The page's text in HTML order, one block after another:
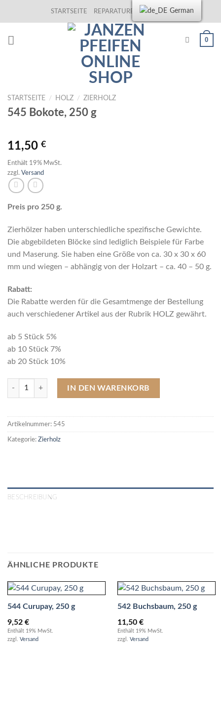
STARTSEITE REPARATUREN KONTAKT
0
STARTSEITE / HOLZ / ZIERHOLZ
545 Bokote, 250 g
11,50 €
Enthält 19% MwSt.
zzgl. Versand
Preis pro 250 g.
Zierhölzer haben unterschiedliche spezifische Gewichte.
Die abgebildeten Blöcke sind lediglich Beispiele für Farbe
und Maserung. Sie haben eine Größe von ca. 30 x 30 x 60
mm und wiegen – abhängig von der Holzart – ca. 40 – 50 g.
Rabatt:
Die Rabatte werden für die Gesamtmenge der Bestellung
auch verschiedener Artikel aus der Rubrik HOLZ gewährt.
ab 5 Stück 5%
ab 10 Stück 7%
ab 20 Stück 10%
545 Bokote, 250 g Menge
IN DEN WARENKORB
Artikelnummer: 545
Kategorie: Zierholz
BESCHREIBUNG
ÄHNLICHE PRODUKTE
544 Curupay, 250 g
9,52 €
Enthält 19% MwSt.
zzgl. Versand
542 Buchsbaum, 250 g
11,50 €
Enthält 19% MwSt.
zzgl. Versand
German